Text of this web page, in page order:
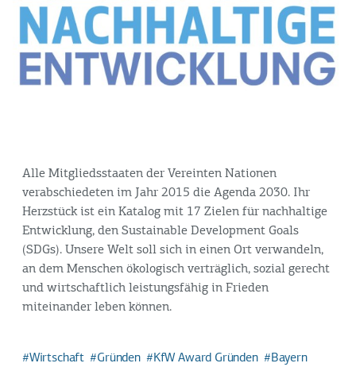
Alle Mitgliedsstaaten der Vereinten Nationen
verabschiedeten im Jahr 2015 die Agenda 2030. Ihr
Herzstück ist ein Katalog mit 17 Zielen für nachhaltige
Entwicklung, den Sustainable Development Goals
(SDGs). Unsere Welt soll sich in einen Ort verwandeln,
an dem Menschen ökologisch verträglich, sozial gerecht
und wirtschaftlich leistungsfähig in Frieden
miteinander leben können.
Wirtschaft Gründen KfW Award Gründen
Bayern